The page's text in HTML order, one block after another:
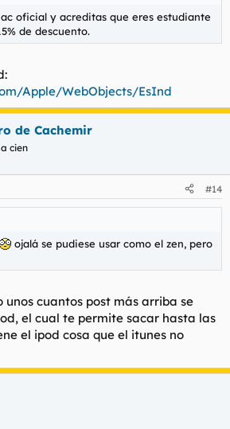
oficial y acreditas que eres estudiante
de descuento.
Apple/WebObjects/EsInd
de Cachemir
cien
#14
ojalá se pudiese usar como el zen, pero
unos cuantos post más arriba se
el cual te permite sacar hasta las
el ipod cosa que el itunes no